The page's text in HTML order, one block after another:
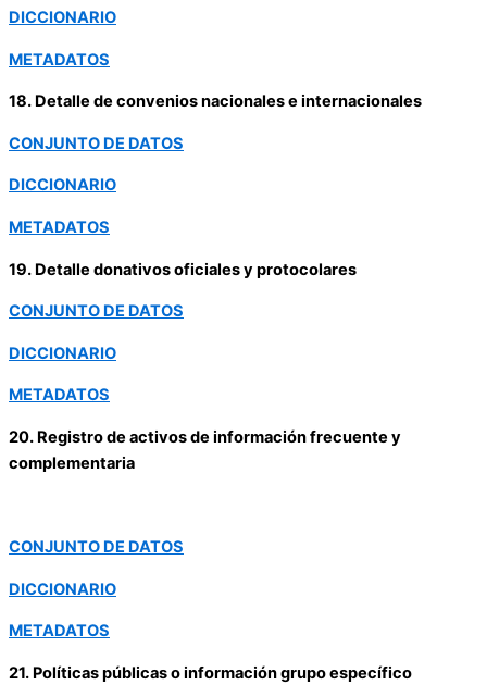
DICCIONARIO
METADATOS
18. Detalle de convenios nacionales e internacionales
CONJUNTO DE DATOS
DICCIONARIO
METADATOS
19. Detalle donativos oficiales y protocolares
CONJUNTO DE DATOS
DICCIONARIO
METADATOS
20. Registro de activos de información frecuente y
complementaria
CONJUNTO DE DATOS
DICCIONARIO
METADATOS
21. Políticas públicas o información grupo específico